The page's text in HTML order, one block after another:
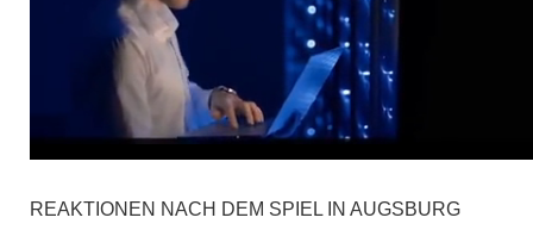
REAKTIONEN NACH DEM SPIEL IN AUGSBURG